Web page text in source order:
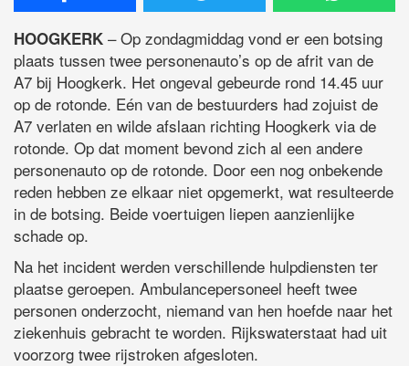
HOOGKERK – Op zondagmiddag vond er een botsing
plaats tussen twee personenauto’s op de afrit van de
A7 bij Hoogkerk. Het ongeval gebeurde rond 14.45 uur
op de rotonde. Eén van de bestuurders had zojuist de
A7 verlaten en wilde afslaan richting Hoogkerk via de
rotonde. Op dat moment bevond zich al een andere
personenauto op de rotonde. Door een nog onbekende
reden hebben ze elkaar niet opgemerkt, wat resulteerde
in de botsing. Beide voertuigen liepen aanzienlijke
schade op.
Na het incident werden verschillende hulpdiensten ter
plaatse geroepen. Ambulancepersoneel heeft twee
personen onderzocht, niemand van hen hoefde naar het
ziekenhuis gebracht te worden. Rijkswaterstaat had uit
voorzorg twee rijstroken afgesloten.